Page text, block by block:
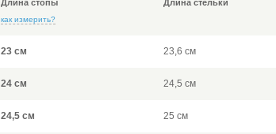
Длина стопы
как измерить?
Длина стельки
23 см 23,6 см
24 см 24,5 см
24,5 см 25 см